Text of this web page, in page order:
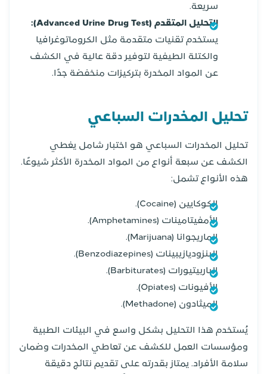
سريعة.
التحليل المتقدم (Advanced Urine Drug Test):
يستخدم تقنيات متقدمة مثل الكروماتوغرافيا
والكتلة الطيفية لتوفير دقة عالية في الكشف
عن المواد المخدرة بتركيزات منخفضة جدًا.
تحليل المخدرات السباعي
تحليل المخدرات السباعي هو اختبار شامل يغطي
الكشف عن سبعة أنواع من المواد المخدرة الأكثر شيوعًا.
هذه الأنواع تشمل:
الكوكايين (Cocaine).
الأمفيتامينات (Amphetamines).
الماريجوانا (Marijuana).
البنزوديازيبينات (Benzodiazepines).
الباربيتيورات (Barbiturates).
الأفيونات (Opiates).
الميثادون (Methadone).
يُستخدم هذا التحليل بشكل واسع في البيئات الطبية
ومؤسسات العمل للكشف عن تعاطي المخدرات وضمان
سلامة الأفراد. يمتاز بقدرته على تقديم نتائج دقيقة